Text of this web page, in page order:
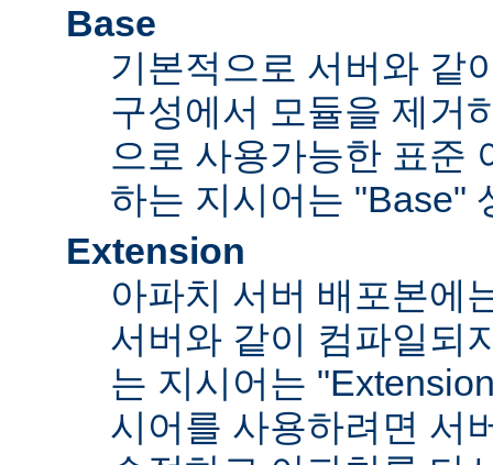
Base
기본적으로 서버와 같
구성에서 모듈을 제거
으로 사용가능한 표준
하는 지시어는 "Base"
Extension
아파치 서버 배포본에
서버와 같이 컴파일되
는 지시어는
시어를 사용하려면 서